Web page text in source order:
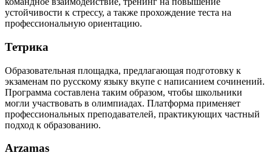
устойчивости к стрессу, а также прохождение теста на
профессиональную ориентацию.
Тетрика
Образовательная площадка, предлагающая подготовку к
экзаменам по русскому языку вкупе с написанием сочинений.
Программа составлена таким образом, чтобы школьники
могли участвовать в олимпиадах. Платформа применяет
профессиональных преподавателей, практикующих частный
подход к образованию.
Arzamas